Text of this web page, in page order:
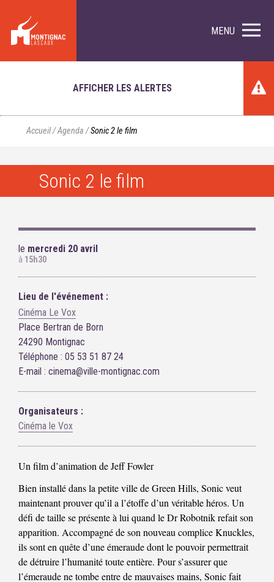
MENU
AFFICHER LES ALERTES
Accueil/Agenda /Sonic 2 le film
Sonic 2 le film
le mercredi 20 avril
à 15h30
Lieu de l'événement :
Cinéma Le Vox
Place Bertran de Born
24290 Montignac
Téléphone : 05 53 51 87 24
E-mail : cinema@ville-montignac.com
Organisateurs :
Cinéma le Vox
Un film d’animation de Jeff Fowler
Bien installé dans la petite ville de Green Hills, Sonic veut
maintenant prouver qu’il a l’étoffe d’un véritable héros. Un
défi de taille se présente à lui quand le Dr Robotnik refait son
apparition. Accompagné de son nouveau complice Knuckles,
ils sont en quête d’une émeraude dont le pouvoir permettrait
de détruire l’humanité toute entière. Pour s’assurer que
l’émeraude ne tombe entre de mauvaises mains, Sonic fait